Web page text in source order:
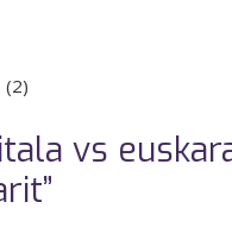
(2)
vs